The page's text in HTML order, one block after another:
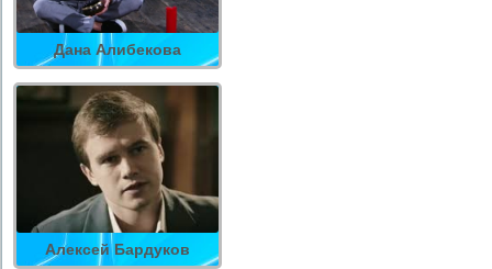
Дана Алибекова
Алексей Бардуков